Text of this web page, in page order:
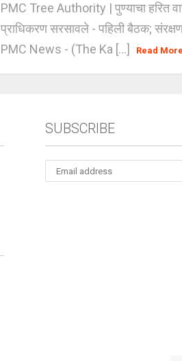
PMC Tree Authority | पुण्याचा हरित
प्राधिकरण सरसावले - पहिली बैठक;
PMC News - (The Ka [...]
Read More
SUBSCRIBE